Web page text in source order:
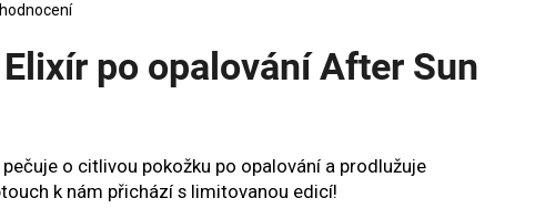
po opalování After Sun
o citlivou pokožku po opalování a prodlužuje
k nám přichází s limitovanou edicí!
ODLAKOVAČ GREEN™ &